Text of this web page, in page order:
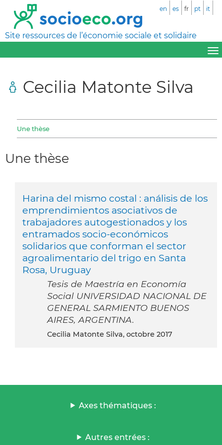
Site ressources de l’économie sociale et solidaire
en es fr pt it
Cecilia Matonte Silva
Une thèse
Une thèse
Harina del mismo costal : análisis de los
emprendimientos asociativos de
trabajadores autogestionados y los
entramados socio-económicos
solidarios que conforman el sector
agroalimentario del trigo en Santa
Rosa, Uruguay
Tesis de Maestría en Economía
Social UNIVERSIDAD NACIONAL DE
GENERAL SARMIENTO BUENOS
AIRES, ARGENTINA.
Cecilia Matonte Silva, octobre 2017
Axes thématiques :
Autres entrées :